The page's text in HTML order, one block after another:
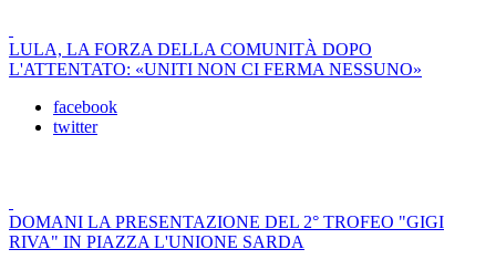
LULA, LA FORZA DELLA COMUNITÀ DOPO
L'ATTENTATO: «UNITI NON CI FERMA NESSUNO»
facebook
twitter
DOMANI LA PRESENTAZIONE DEL 2° TROFEO "GIGI
RIVA" IN PIAZZA L'UNIONE SARDA